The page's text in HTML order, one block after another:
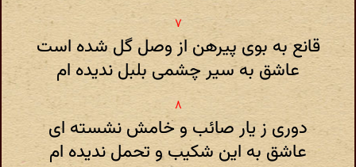
قانع به بوی پیرهن از وصل گل شده است
عاشق به سیر چشمی بلبل ندیده ام
دوری ز یار صائب و خامش نشسته ای
عاشق به این شکیب و تحمل ندیده ام